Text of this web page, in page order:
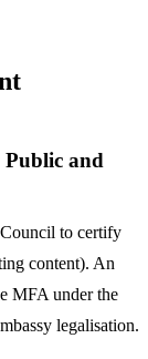
Public and
to certify
content). An
MFA under the
legalisation.